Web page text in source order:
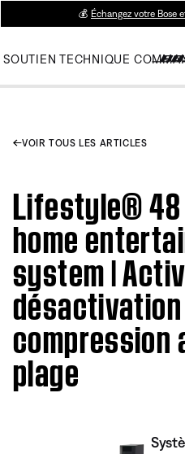
💰 Échangez votre Bose
SOUTIEN TECHNIQUE
VOIR TOUS LES ARTICLES
Lifestyle® 48
home
system |
compression
plage